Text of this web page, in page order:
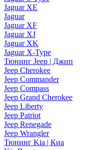
Jaguar XE
Jaguar
Jaguar XF
Jaguar XJ
Jaguar XK
Jaguar X-Type
Тюнинг Jeep | Джип
Jeep Cherokee
Jeep Commander
Jeep Compass
Jeep Grand Cherokee
Jeep Liberty
Jeep Patriot
Jeep Renegade
Jeep Wrangler
Тюнинг Kia | Киа